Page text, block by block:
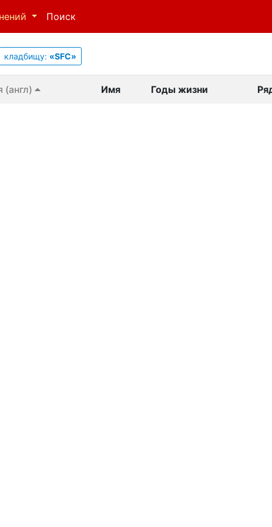
Поиск
кладбищу: «SFC»
(англ) Имя Годы жизни